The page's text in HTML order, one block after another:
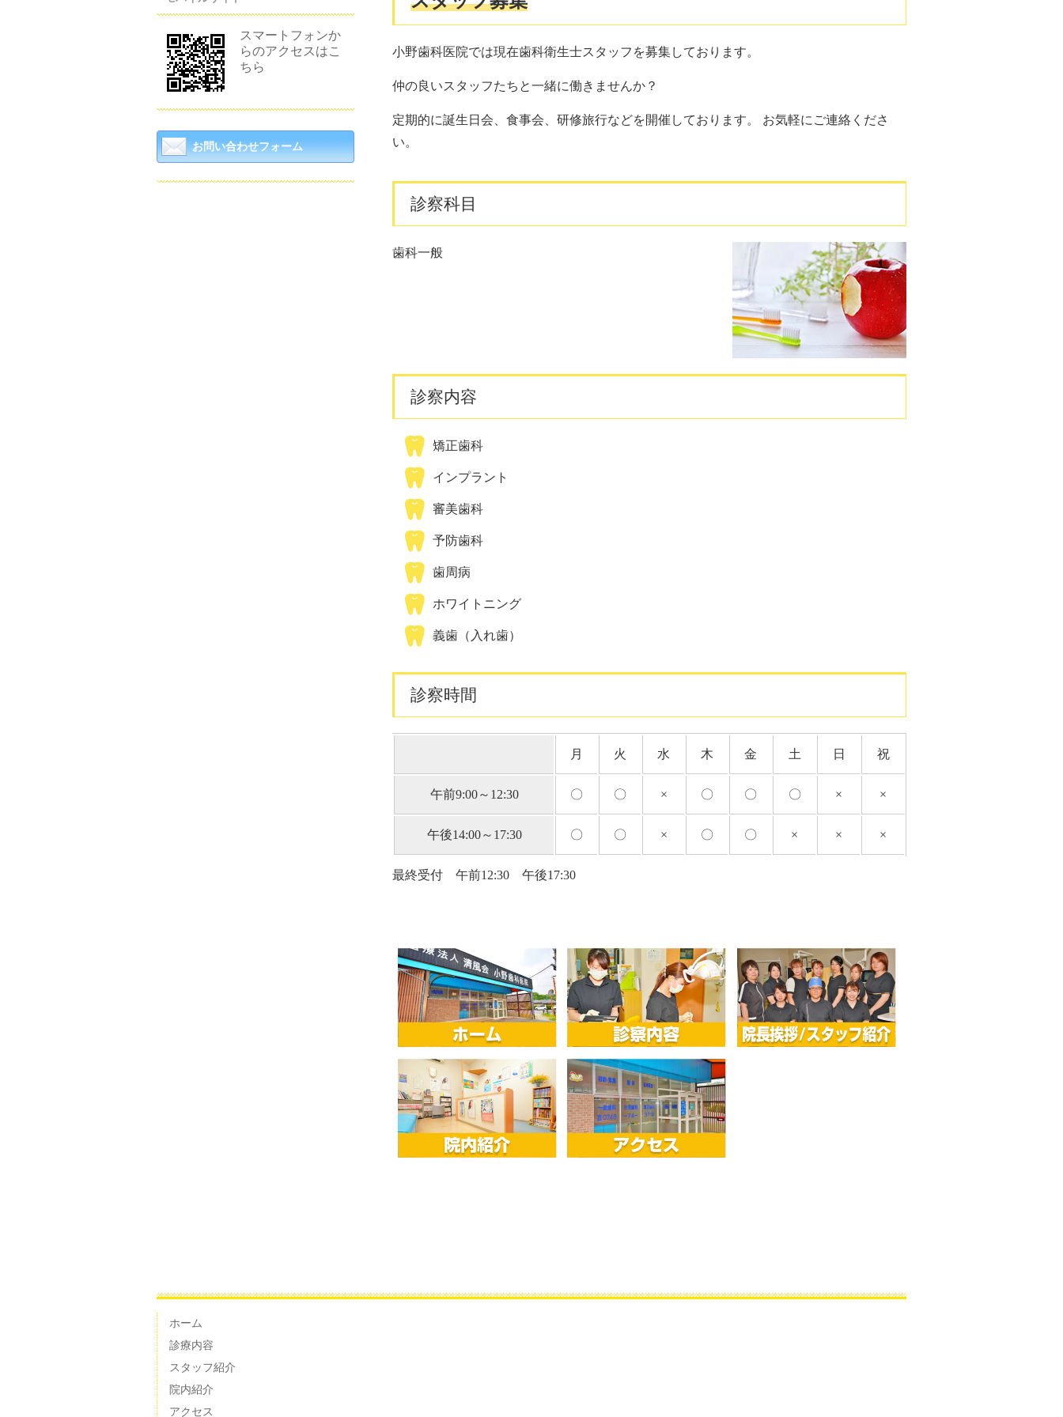
小野歯科医院では現在歯科衛生士スタッフを募集しております。
仲の良いスタッフたちと一緒に働きませんか？
定期的に誕生日会、食事会、研修旅行などを開催しております。 お気軽にご連絡くださ
い。
診察科目
歯科一般
診察内容
矯正歯科
インプラント
審美歯科
予防歯科
歯周病
ホワイトニング
義歯（入れ歯）
診察時間
月 火 水 木 金 土 日 祝
午前9:00～12:30 〇 〇 × 〇 〇 〇 × ×
午後14:00～17:30 〇 〇 × 〇 〇 × × ×
最終受付 午前12:30 午後17:30
スマートフォンか
らのアクセスはこ
ちら
お問い合わせフォーム
ホーム
診療内容
スタッフ紹介
院内紹介
アクセス